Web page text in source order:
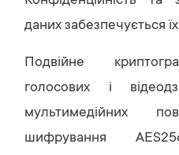
даних забезпечується
Подвійне
голосових і
мультимедійних
шифрування